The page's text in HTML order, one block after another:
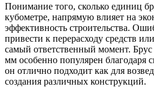
Понимание того, сколько единиц
кубометре, напрямую влияет на
эффективность строительства.
привести к перерасходу средств
самый ответственный момент.
мм особенно популярен благодаря
он отлично подходит как для
создания различных конструкций.